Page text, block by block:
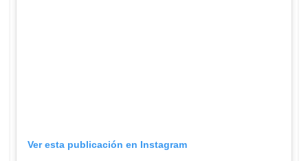
Ver esta publicación en Instagram